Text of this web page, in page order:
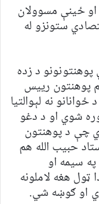
ځينې مسوولان
ستونزو له
د زده
پوهنتون رییس
نه لېوالتیا
شوي او د دغو
چې د پوهنتون
حبیب الله هم
سیمه او
ټول هغه لاملونه
او ګوښه شي.